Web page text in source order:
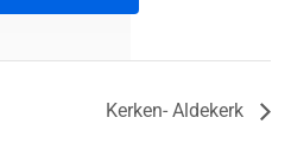
Kerken- Aldekerk